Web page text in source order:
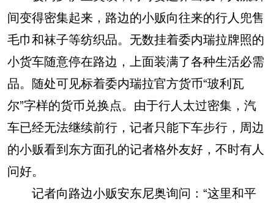
间变得密集起来，路边的小贩向往来的行人兜售
毛巾和袜子等纺织品。无数挂着委内瑞拉牌照的
小货车随意停在路边，上面装满了各种生活必需
品。随处可见标着委内瑞拉官方货币“玻利瓦
尔”字样的货币兑换点。由于行人太过密集，汽
车已经无法继续前行，记者只能下车步行，周边
的小贩看到东方面孔的记者格外友好，不时有人
问好。
记者向路边小贩安东尼奥询问：“这里和平